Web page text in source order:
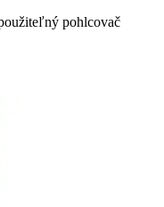
pohlcovač